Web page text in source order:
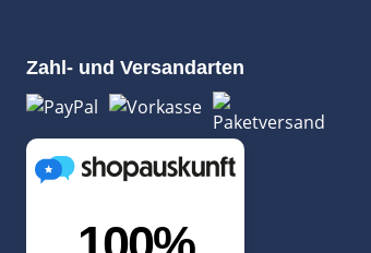
Zahl- und Versandarten